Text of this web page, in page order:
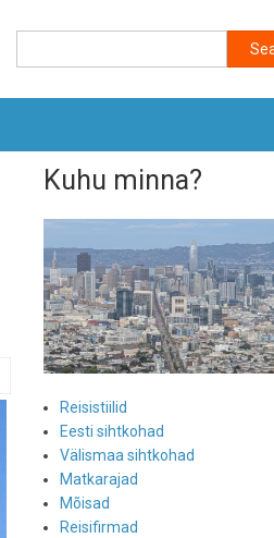
Kuhu minna?
Reisistiilid
Eesti sihtkohad
Välismaa sihtkohad
Matkarajad
Mõisad
Reisifirmad